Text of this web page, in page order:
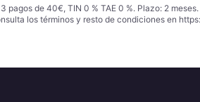
de 40€, TIN 0 % TAE 0 %. Plazo: 2
los términos y resto de condiciones en